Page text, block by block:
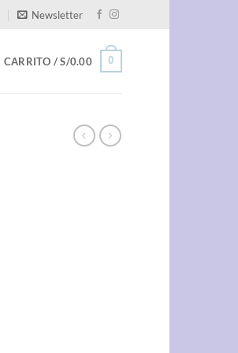
Newsletter
CARRITO /S/0.00 0